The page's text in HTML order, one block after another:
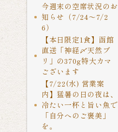
今週末の空席状況のお
知らせ（7/24〜7/2
6）
【本日限定1食】函館
直送「神経〆天然ブ
リ」の370g特大カマ
ございます
【7/22(水) 営業案
内】猛暑の日の夜は、
冷たい一杯と旨い魚で
「自分へのご褒美」
を。